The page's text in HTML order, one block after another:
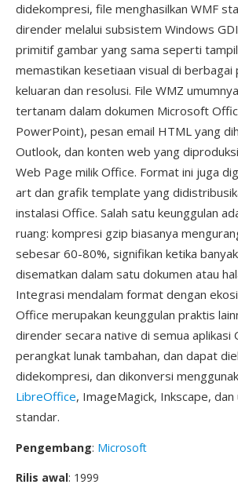
didekompresi, file menghasilkan WMF
dirender melalui subsistem Windows
primitif gambar yang sama seperti
memastikan kesetiaan visual di berbagai
keluaran dan resolusi. File WMZ
tertanam dalam dokumen Microsoft
PowerPoint), pesan email HTML yang
Outlook, dan konten web yang
Web Page milik Office. Format ini juga
art dan grafik template yang
instalasi Office. Salah satu keunggulan
ruang: kompresi gzip biasanya
sebesar 60-80%, signifikan ketika
disematkan dalam satu dokumen atau
Integrasi mendalam format dengan
Office merupakan keunggulan praktis
dirender secara native di semua aplikasi
perangkat lunak tambahan, dan dapat
didekompresi, dan dikonversi
LibreOffice, ImageMagick, Inkscape,
standar.
Pengembang: Microsoft
Rilis awal: 1999